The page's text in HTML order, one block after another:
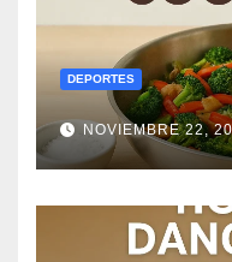
DEPORTES
NOVIEMBRE 22,